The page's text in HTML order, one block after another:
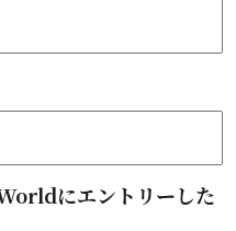
にエントリーした